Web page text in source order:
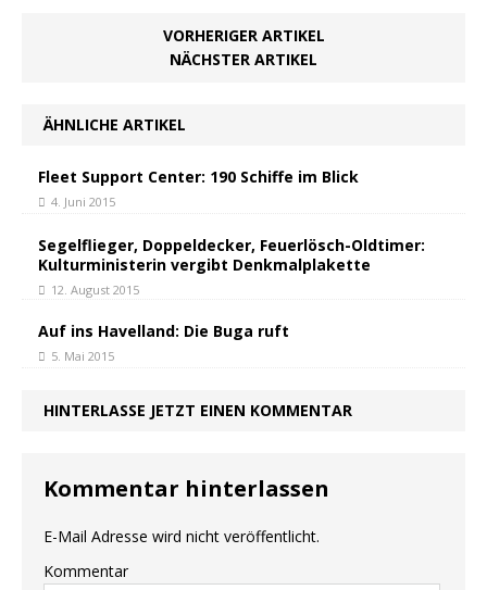
VORHERIGER ARTIKEL
NÄCHSTER ARTIKEL
ÄHNLICHE ARTIKEL
Fleet Support Center: 190 Schiffe im Blick
4. Juni 2015
Segelflieger, Doppeldecker, Feuerlösch-Oldtimer:
Kulturministerin vergibt Denkmalplakette
12. August 2015
Auf ins Havelland: Die Buga ruft
5. Mai 2015
HINTERLASSE JETZT EINEN KOMMENTAR
Kommentar hinterlassen
E-Mail Adresse wird nicht veröffentlicht.
Kommentar